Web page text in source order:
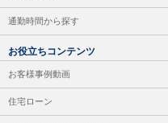
通勤時間から探す
お役立ちコンテンツ
お客様事例動画
住宅ローン